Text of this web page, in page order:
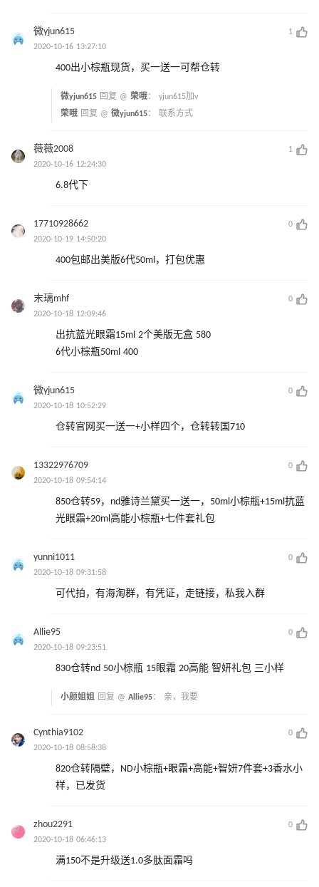
微yjun615
1
2020-10-16 13:27:10
400出小棕瓶现货，买一送一可帮仓转
微yjun615 回复 @ 荣哦： yjun615加v
荣哦 回复 @ 微yjun615： 联系方式
薇薇2008
1
2020-10-16 12:24:30
6.8代下
17710928662
0
2020-10-19 14:50:20
400包邮出美版6代50ml，打包优惠
末璃mhf
0
2020-10-18 12:09:46
出抗蓝光眼霜15ml 2个美版无盒 580
6代小棕瓶50ml 400
微yjun615
0
2020-10-18 10:52:29
仓转官网买一送一+小样四个，仓转转国710
13322976709
0
2020-10-18 09:54:14
850仓转59，nd雅诗兰黛买一送一，50ml小棕瓶+15ml抗蓝
光眼霜+20ml高能小棕瓶+七件套礼包
yunni1011
0
2020-10-18 09:31:58
可代拍，有海淘群，有凭证，走链接，私我入群
Allie95
0
2020-10-18 09:23:51
830仓转nd 50小棕瓶 15眼霜 20高能 智妍礼包 三小样
小颜姐姐 回复 @ Allie95： 亲，我要
Cynthia9102
0
2020-10-18 08:58:38
820仓转隔壁，ND小棕瓶+眼霜+高能+智妍7件套+3香水小
样，已发货
zhou2291
0
2020-10-18 06:46:13
满150不是升级送1.0多肽面霜吗